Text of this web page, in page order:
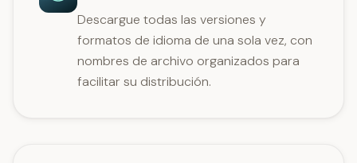
Descargue todas las versiones y
formatos de idioma de una sola vez, con
nombres de archivo organizados para
facilitar su distribución.